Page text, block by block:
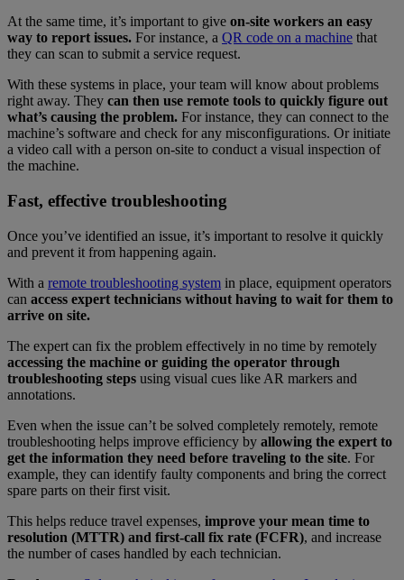
At the same time, it’s important to give on-site workers an easy
way to report issues. For instance, a QR code on a machine that
they can scan to submit a service request.
With these systems in place, your team will know about problems
right away. They can then use remote tools to quickly figure out
what’s causing the problem. For instance, they can connect to the
machine’s software and check for any misconfigurations. Or initiate
a video call with a person on-site to conduct a visual inspection of
the machine.
Fast, effective troubleshooting
Once you’ve identified an issue, it’s important to resolve it quickly
and prevent it from happening again.
With a remote troubleshooting system in place, equipment operators
can access expert technicians without having to wait for them to
arrive on site.
The expert can fix the problem effectively in no time by remotely
accessing the machine or guiding the operator through
troubleshooting steps using visual cues like AR markers and
annotations.
Even when the issue can’t be solved completely remotely, remote
troubleshooting helps improve efficiency by allowing the expert to
get the information they need before traveling to the site. For
example, they can identify faulty components and bring the correct
spare parts on their first visit.
This helps reduce travel expenses, improve your mean time to
resolution (MTTR) and first-call fix rate (FCFR), and increase
the number of cases handled by each technician.